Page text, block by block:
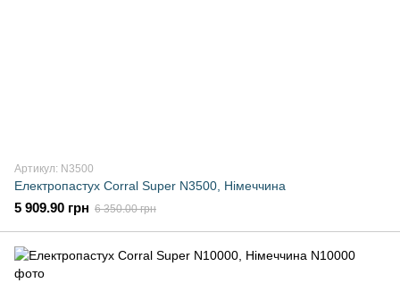
Артикул: N3500
Електропастух Corral Super N3500, Німеччина
5 909.90 грн 6 350.00 грн